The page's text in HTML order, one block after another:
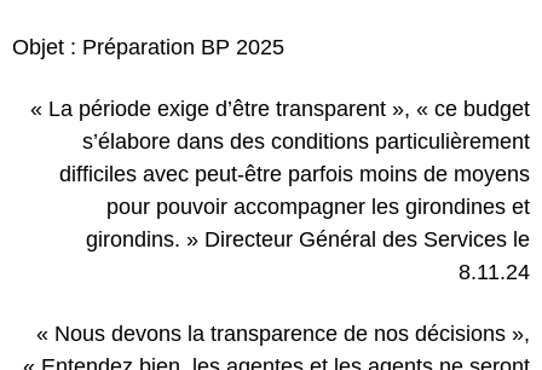
Objet : Préparation BP 2025
« La période exige d’être transparent », « ce budget
s’élabore dans des conditions particulièrement
difficiles avec peut-être parfois moins de moyens
pour pouvoir accompagner les girondines et
girondins. » Directeur Général des Services le
8.11.24
« Nous devons la transparence de nos décisions »,